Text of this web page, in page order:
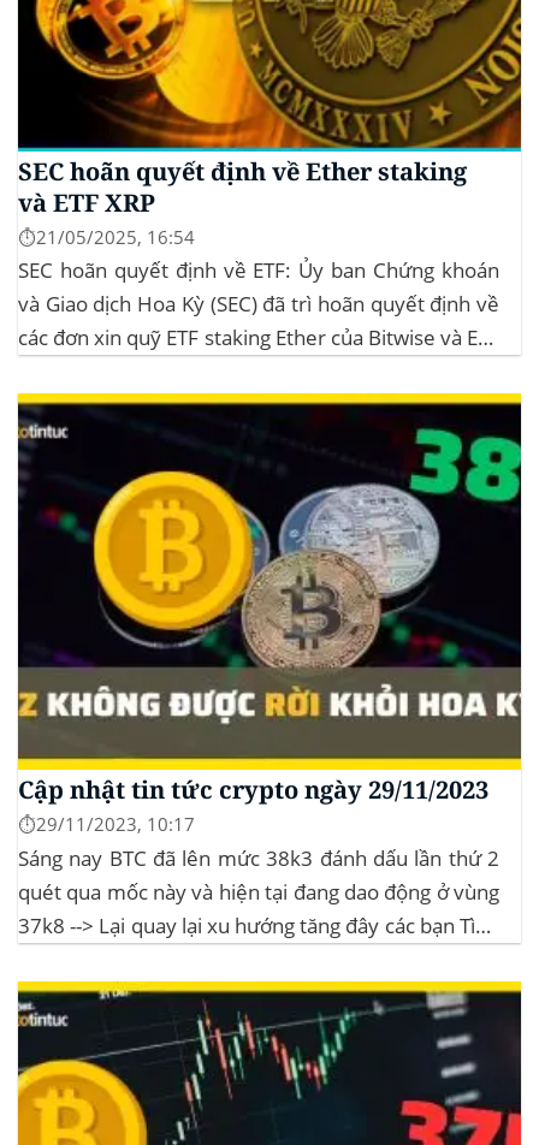
SEC hoãn quyết định về Ether staking
và ETF XRP
⏱️21/05/2025, 16:54
SEC hoãn quyết định về ETF: Ủy ban Chứng khoán
và Giao dịch Hoa Kỳ (SEC) đã trì hoãn quyết định về
các đơn xin quỹ ETF staking Ether của Bitwise và ETF
10/2025 để thu thập thêm ý kiến công...
Cập nhật tin tức crypto ngày 29/11/2023
⏱️29/11/2023, 10:17
Sáng nay BTC đã lên mức 38k3 đánh dấu lần thứ 2
quét qua mốc này và hiện tại đang dao động ở vùng
37k8 --> Lại quay lại xu hướng tăng đây các bạn Tình
một nửa Bitcoin làm...